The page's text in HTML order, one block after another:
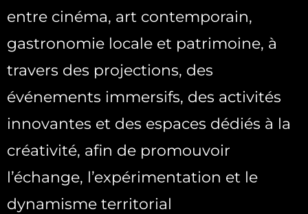
entre cinéma, art contemporain,
gastronomie locale et patrimoine, à
travers des projections, des
événements immersifs, des activités
innovantes et des espaces dédiés à la
créativité, afin de promouvoir
l’échange, l’expérimentation et le
dynamisme territorial